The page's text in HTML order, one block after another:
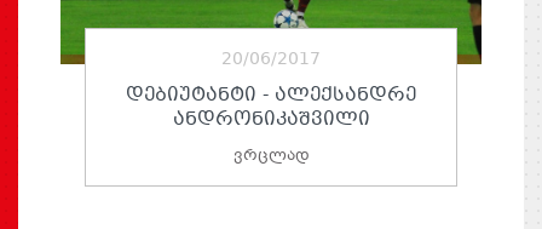
20/06/2017
ᲓᲔᲑᲘᲣᲢᲐᲜᲢᲘ - ᲐᲚᲔᲥᲡᲐᲜᲓᲠᲔ
ᲐᲜᲓᲠᲝᲜᲘᲙᲐᲨᲕᲘᲚᲘ
ვრცლად